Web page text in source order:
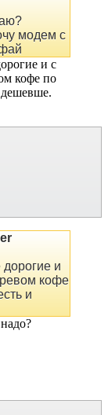
модем с
и с
кофе по
дешевше.
дорогие и
кофе
и